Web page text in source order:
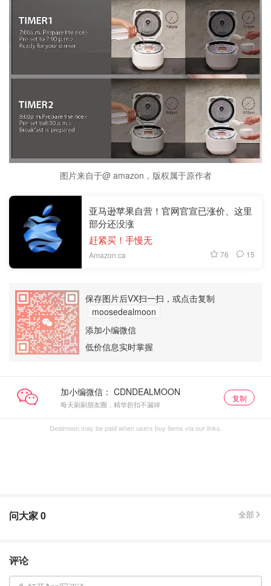
图片来自于@ amazon，版权属于原作者
亚马逊苹果自营！官网官宣已涨价、这里
部分还没涨
赶紧买！手慢无
Amazon.ca 76 15
保存图片后VX扫一扫，或点击复制
moosedealmoon
添加小编微信
低价信息实时掌握
加小编微信：
每天刷刷朋友圈，精华折扣不漏掉
复制
Dealmoon may be paid when users buy items via our links.
问大家0 全部
评论